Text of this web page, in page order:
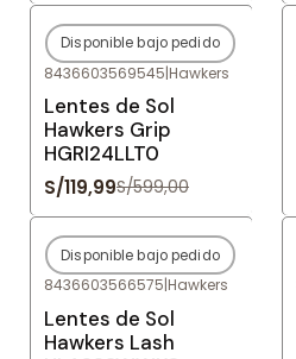
-80%OFF
Agotado
Disponible bajo pedido
8436603569545|Hawkers
Lentes de Sol
Hawkers Grip
HGRI24LLT0
S/119,99S/599,00
-80%OFF
Agotado
Disponible bajo pedido
8436603566575|Hawkers
Lentes de Sol
Hawkers Lash